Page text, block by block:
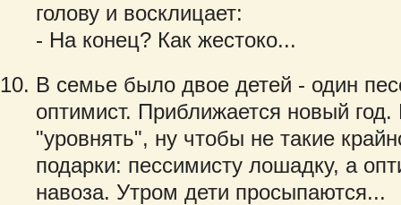
голову и восклицает:
- На конец? Как жестоко...
В семье было двое детей - один
оптимист. Приближается новый
"уровнять", ну чтобы не такие
подарки: пессимисту лошадку, а
навоза. Утром дети просыпаются...